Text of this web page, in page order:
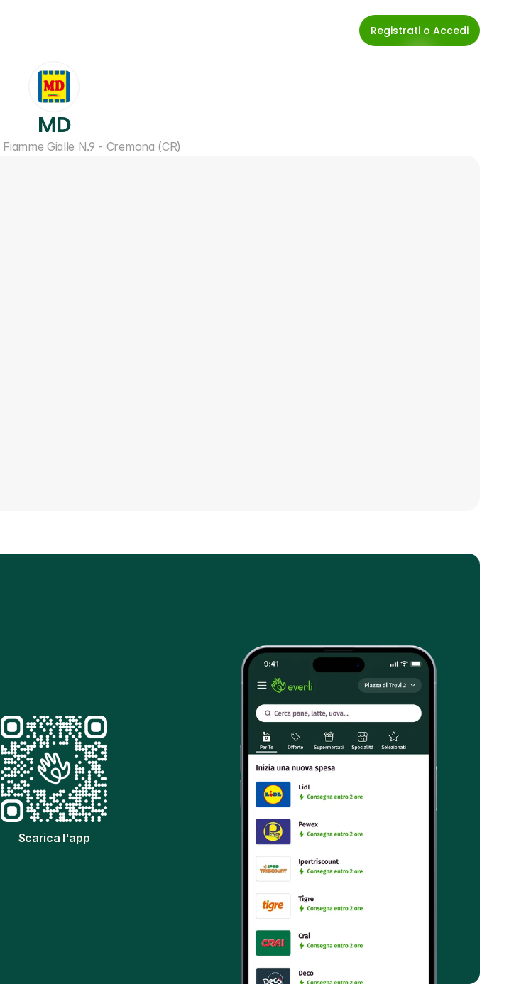
Registrati o Accedi
MD
Gialle N.9 - Cremona (CR)
Scarica l'app